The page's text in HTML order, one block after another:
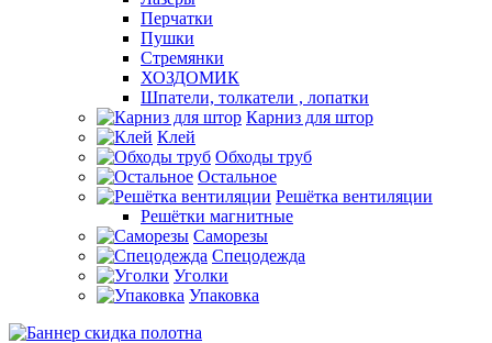
Перчатки
Пушки
Стремянки
ХОЗДОМИК
Шпатели, толкатели , лопатки
Карниз для штор
Клей
Обходы труб
Остальное
Решётка вентиляции
Решётки магнитные
Саморезы
Спецодежда
Уголки
Упаковка